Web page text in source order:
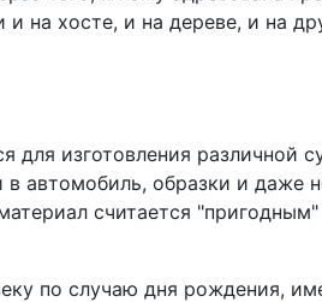
на хосте, и на дереве, и на
для изготовления различной
автомобиль, образки и даже
считается
по случаю дня рождения,